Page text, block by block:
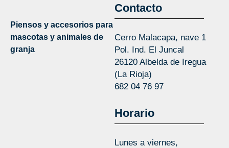
Piensos y accesorios para
mascotas y animales de
granja
Contacto
Cerro Malacapa, nave 1
Pol. Ind. El Juncal
26120 Albelda de Iregua
(La Rioja)
682 04 76 97
Horario
Lunes a viernes,